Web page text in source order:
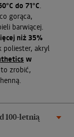
do 71°C
gorąca,
barwiącej.
niż 35%
poliester, akryl
w
to zrobić,
100-letnią